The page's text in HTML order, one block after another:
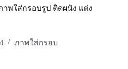
พใส่กรอบรูป ติดผนัง แต่ง
ภาพใส่กรอบ